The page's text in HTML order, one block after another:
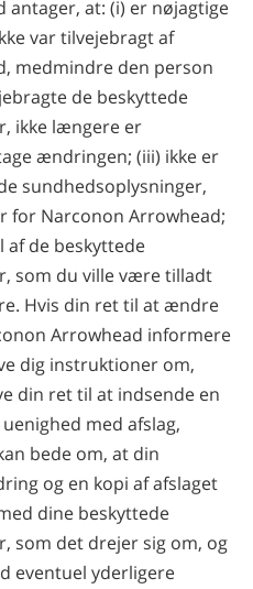
antager, at: (i) er nøjagtige
var tilvejebragt af
medmindre den person
de beskyttede
ikke længere er
ændringen; (iii) ikke er
sundhedsoplysninger,
for Narconon Arrowhead;
af de beskyttede
som du ville være tilladt
Hvis din ret til at ændre
Arrowhead informere
dig instruktioner om,
din ret til at indsende en
med afslag,
bede om, at din
og en kopi af afslaget
dine beskyttede
som det drejer sig om, og
eventuel yderligere